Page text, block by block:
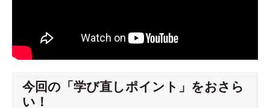
今回の「学び直しポイント」をおさら
い！